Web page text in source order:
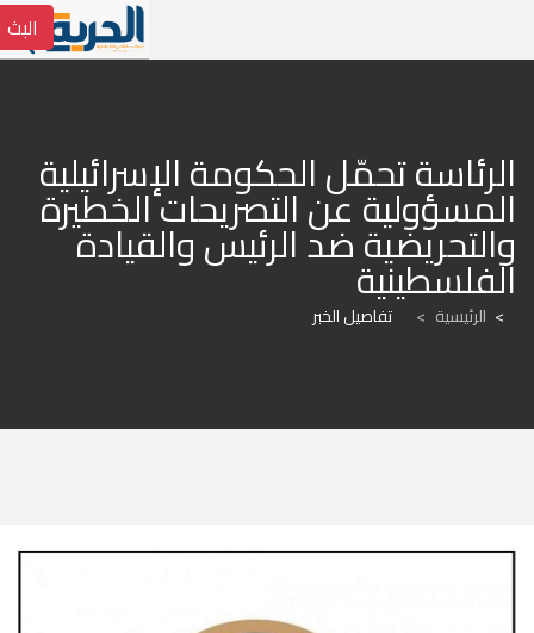
والتحريضية ضد الرئيس والقيادة
الفلسطينية
الرئيسية > تفاصيل الخبر